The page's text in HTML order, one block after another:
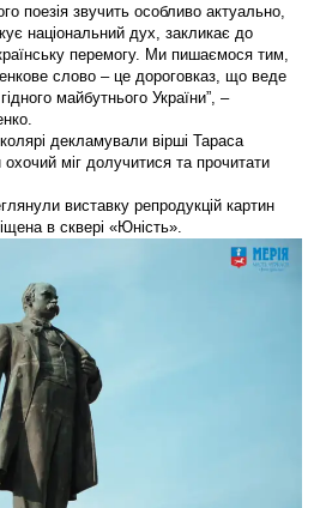
поезія звучить особливо актуально,
національний дух, закликає до
перемогу. Ми пишаємося тим,
слово – це дороговказ, що веде
майбутнього України”, –
декламували вірші Тараса
міг долучитися та прочитати
виставку репродукцій картин
в сквері «Юність».